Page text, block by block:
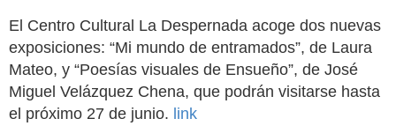
El Centro Cultural La Despernada acoge dos nuevas
exposiciones: “Mi mundo de entramados”, de Laura
Mateo, y “Poesías visuales de Ensueño”, de José
Miguel Velázquez Chena, que podrán visitarse hasta
el próximo 27 de junio. link